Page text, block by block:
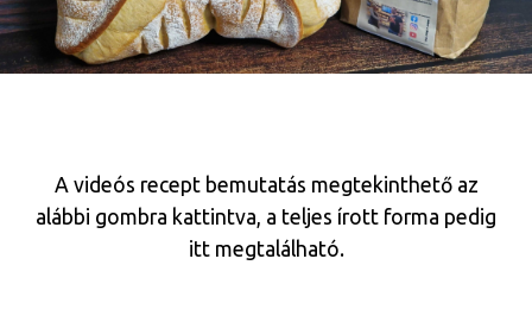
A videós recept bemutatás megtekinthető az
alábbi gombra kattintva, a teljes írott forma pedig
itt megtalálható.